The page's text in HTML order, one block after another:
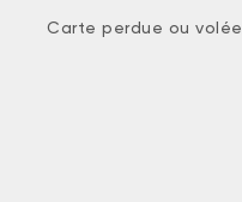
Carte perdue ou volée